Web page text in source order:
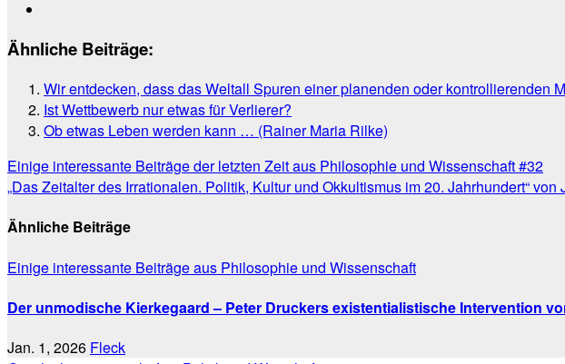
Ähnliche Beiträge:
Wir entdecken, dass das Weltall Spuren einer planenden oder kontrollierenden
Ist Wettbewerb nur etwas für Verlierer?
Ob etwas Leben werden kann … (Rainer Maria Rilke)
Beitragsnavigation
Einige interessante Beiträge der letzten Zeit aus Philosophie und Wissenschaft #32
„Das Zeitalter des Irrationalen. Politik, Kultur und Okkultismus im 20. Jahrhundert“ von
Ähnliche Beiträge
Einige interessante Beiträge aus Philosophie und Wissenschaft
Der unmodische Kierkegaard – Peter Druckers existentialistische Intervention
Jan. 1, 2026 Fleck